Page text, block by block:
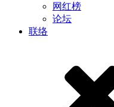
网红榜
论坛
联络